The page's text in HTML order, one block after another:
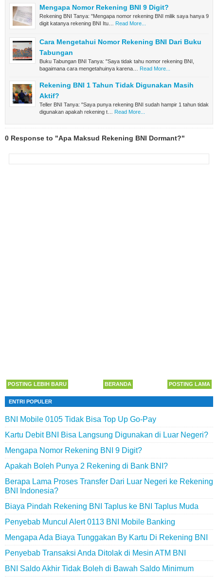
Mengapa Nomor Rekening BNI 9 Digit?
Rekening BNI Tanya: "Mengapa nomor rekening BNI milik saya hanya 9
digit katanya rekening BNI Itu…
Read More...
Cara Mengetahui Nomor Rekening BNI Dari Buku
Tabungan
Buku Tabungan BNI Tanya: "Saya tidak tahu nomor rekening BNI,
bagaimana cara mengetahuinya karena…
Read More...
Rekening BNI 1 Tahun Tidak Digunakan Masih
Aktif?
Teller BNI Tanya: "Saya punya rekening BNI sudah hampir 1 tahun tidak
digunakan apakah rekening t…
Read More...
0 Response to "Apa Maksud Rekening BNI Dormant?"
POSTING LEBIH BARU POSTING LAMA
BERANDA
ENTRI POPULER
BNI Mobile 0105 Tidak Bisa Top Up Go-Pay
Kartu Debit BNI Bisa Langsung Digunakan di Luar Negeri?
Mengapa Nomor Rekening BNI 9 Digit?
Apakah Boleh Punya 2 Rekening di Bank BNI?
Berapa Lama Proses Transfer Dari Luar Negeri ke Rekening
BNI Indonesia?
Biaya Pindah Rekening BNI Taplus ke BNI Taplus Muda
Penyebab Muncul Alert 0113 BNI Mobile Banking
Mengapa Ada Biaya Tunggakan By Kartu Di Rekening BNI
Penyebab Transaksi Anda Ditolak di Mesin ATM BNI
BNI Saldo Akhir Tidak Boleh di Bawah Saldo Minimum